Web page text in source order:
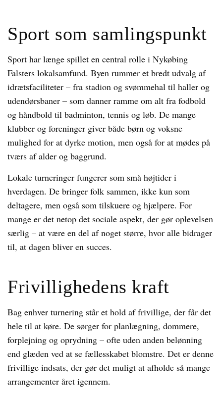
Sport som samlingspunkt
Sport har længe spillet en central rolle i Nykøbing
Falsters lokalsamfund. Byen rummer et bredt udvalg af
idrætsfaciliteter – fra stadion og svømmehal til haller og
udendørsbaner – som danner ramme om alt fra fodbold
og håndbold til badminton, tennis og løb. De mange
klubber og foreninger giver både børn og voksne
mulighed for at dyrke motion, men også for at mødes på
tværs af alder og baggrund.
Lokale turneringer fungerer som små højtider i
hverdagen. De bringer folk sammen, ikke kun som
deltagere, men også som tilskuere og hjælpere. For
mange er det netop det sociale aspekt, der gør oplevelsen
særlig – at være en del af noget større, hvor alle bidrager
til, at dagen bliver en succes.
Frivillighedens kraft
Bag enhver turnering står et hold af frivillige, der får det
hele til at køre. De sørger for planlægning, dommere,
forplejning og oprydning – ofte uden anden belønning
end glæden ved at se fællesskabet blomstre. Det er denne
frivillige indsats, der gør det muligt at afholde så mange
arrangementer året igennem.